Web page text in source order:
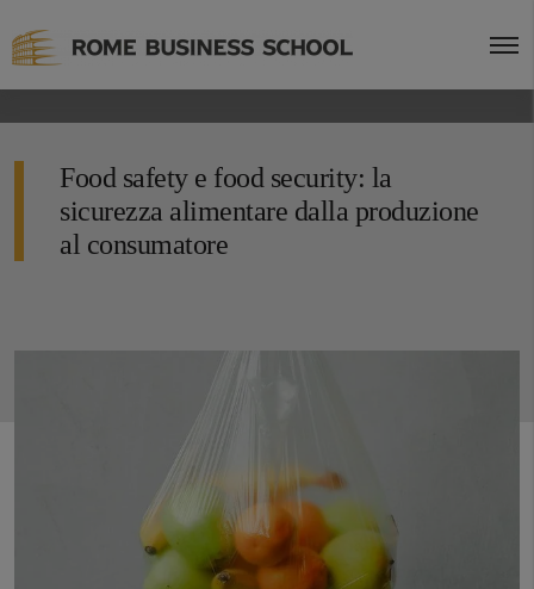
Food safety e food security: la
sicurezza alimentare dalla produzione
al consumatore